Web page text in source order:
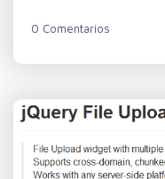
0 Comentarios